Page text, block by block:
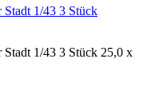
1/43 3 Stück
1/43 3 Stück 25,0 x